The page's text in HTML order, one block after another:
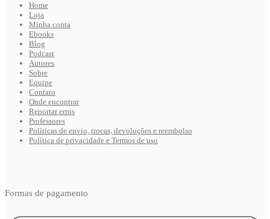
Home
Loja
Minha conta
Ebooks
Blog
Podcast
Autores
Sobre
Equipe
Contato
Onde encontrar
Reportar erros
Professores
Políticas de envio, trocas, devoluções e reembolso
Política de privacidade e Termos de uso
Formas de pagamento